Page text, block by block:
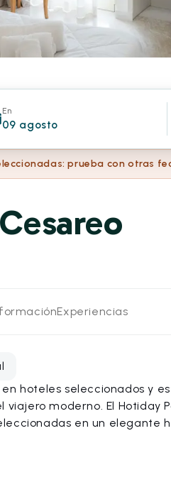
En
09 agosto
prueba con otras
Experiencias
hoteles seleccionados y
moderno. El Hotiday
en un elegante